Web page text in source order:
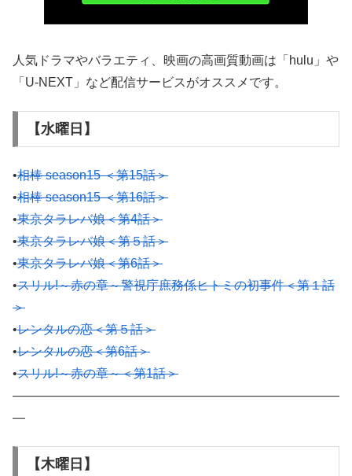
人気ドラマやバラエティ、映画の高画質動画は「hulu」や
「U-NEXT」など配信サービスがオススメです。
【水曜日】
•相棒 season15 ＜第15話＞
•相棒 season15 ＜第16話＞
•東京タラレバ娘＜第4話＞
•東京タラレバ娘＜第５話＞
•東京タラレバ娘＜第6話＞
•スリル!～赤の章～警視庁庶務係ヒトミの初事件＜第１話
＞
•レンタルの恋＜第５話＞
•レンタルの恋＜第6話＞
•スリル!～赤の章～＜第1話＞
——————————————————————————
—
【木曜日】